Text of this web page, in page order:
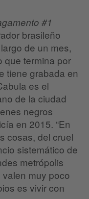
#1
brasileño
de un mes,
que termina por
tiene grabada en
es el
de la ciudad
negros
en 2015. “En
cosas, del cruel
sistemático de
metrópolis
muy poco
es vivir con